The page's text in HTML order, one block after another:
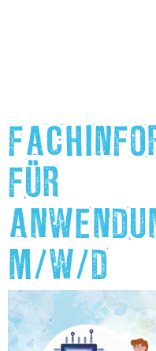
FÜR
M/W/D